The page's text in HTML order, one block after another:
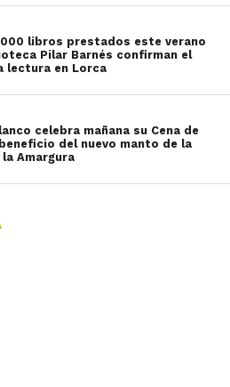
libros prestados este verano
Pilar Barnés confirman el
lectura en Lorca
celebra mañana su Cena de
del nuevo manto de la
Amargura